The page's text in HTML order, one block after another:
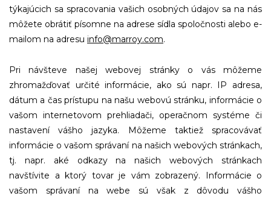
týkajúcich sa spracovania vašich osobných údajov sa na nás
môžete obrátiť písomne na adrese sídla spoločnosti alebo e-
mailom na adresu info@marroy.com.
Pri návšteve našej webovej stránky o vás môžeme
zhromažďovať určité informácie, ako sú napr. IP adresa,
dátum a čas prístupu na našu webovú stránku, informácie o
vašom internetovom prehliadači, operačnom systéme či
nastavení vášho jazyka. Môžeme taktiež spracovávať
informácie o vašom správaní na našich webových stránkach,
tj. napr. aké odkazy na našich webových stránkach
navštívite a ktorý tovar je vám zobrazený. Informácie o
vašom správaní na webe sú však z dôvodu vášho